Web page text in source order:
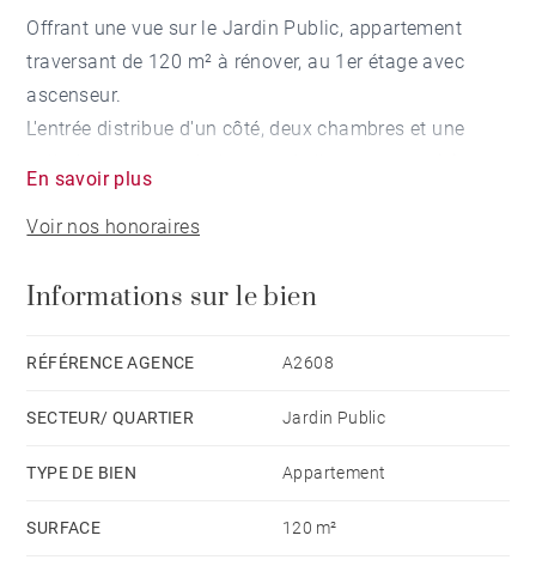
Offrant une vue sur le Jardin Public, appartement
traversant de 120 m² à rénover, au 1er étage avec
ascenseur.
L'entrée distribue d'un côté, deux chambres et une
séparée, une salle d'eau, une buanderie, une chambre
et un salon avec vue sur le Jardin Public.
Deux place de parkings dans une rue à proximité
(Proposition d'aménagement virtuel non contractuelle)
En savoir plus
Voir nos honoraires
Informations sur le bien
RÉFÉRENCE AGENCE A2608
SECTEUR/ QUARTIER Jardin Public
TYPE DE BIEN Appartement
SURFACE 120 m²